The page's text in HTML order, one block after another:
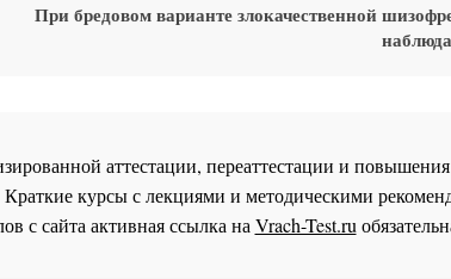
При бредовом варианте злокачественной
аттестации, переаттестации и
курсы с лекциями и методическими
с сайта активная ссылка наVrach-Test.ru